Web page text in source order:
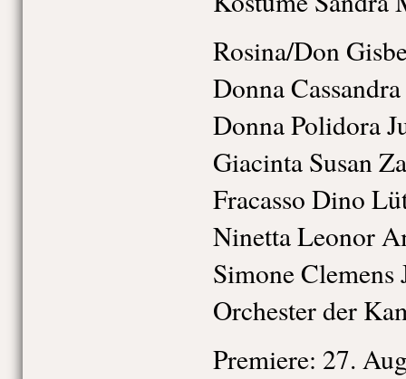
Rosina/Don
Donna
Donna Polidora
Giacinta Susan
Fracasso Dino
Ninetta Leonor
Simone Clemens
Orchester der
Premiere: 27.